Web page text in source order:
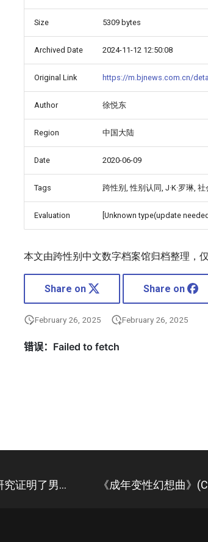
Size 5309 bytes
Archived Date 2024-11-12 12:50:08
Original Link https://m.bjnews.com.cn/
Author 徐悦东
Region 中国大陆
Date 2020-06-09
Tags 跨性别, 性别认同, J·K·罗琳,
Evaluation [Unknown type(update
本文由跨性别中文数字档案馆归档整理，
Share on Share on
February 26, 2025 February 26, 2025
《Nature》变性人研究证明了男女的免疫系统有壁